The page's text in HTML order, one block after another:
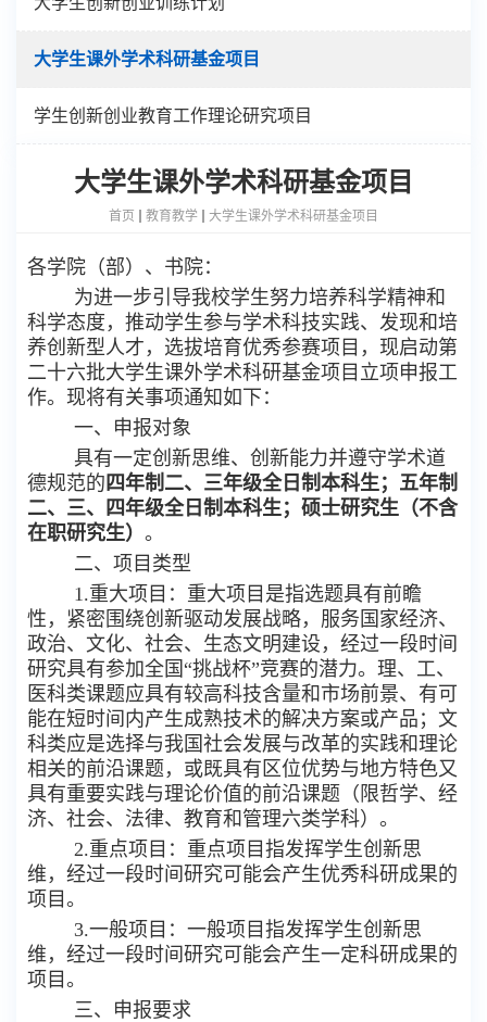
大学生课外学术科研基金项目
学生创新创业教育工作理论研究项目
大学生课外学术科研基金项目
首页 教育教学 大学生课外学术科研基金项目
各学院（部）、书院：
为进一步引导我校学生努力培养科学精神和
科学态度，推动学生参与学术科技实践、发现和培
养创新型人才，选拔培育优秀参赛项目，现启动第
二十六批大学生课外学术科研基金项目立项申报工
作。现将有关事项通知如下：
一、申报对象
具有一定创新思维、创新能力并遵守学术道
德规范的 四年制 二、三年级全日制本科生； 五年制
二、三、四年级全日制本科生； 硕士研究生（不含
在职研究生） 。
二、项目类型
1.重大项目：重大项目是指选题具有前瞻
性，紧密围绕创新驱动发展战略，服务国家经济、
政治、文化、社会、生态文明建设，经过一段时间
研究具有参加全国“挑战杯”竞赛的潜力。理、工、
医科类课题应具有较高科技含量和市场前景、有可
能在短时间内产生成熟技术的解决方案或产品；文
科类应是选择与我国社会发展与改革的实践和理论
相关的前沿课题，或既具有区位优势与地方特色又
具有重要实践与理论价值的前沿课题（限哲学、经
济、社会、法律、教育和管理六类学科）。
2.重点项目：重点项目指发挥学生创新思
维，经过一段时间研究可能会产生优秀科研成果的
项目。
3.一般项目：一般项目指发挥学生创新思
维，经过一段时间研究可能会产生一定科研成果的
项目。
三、申报要求